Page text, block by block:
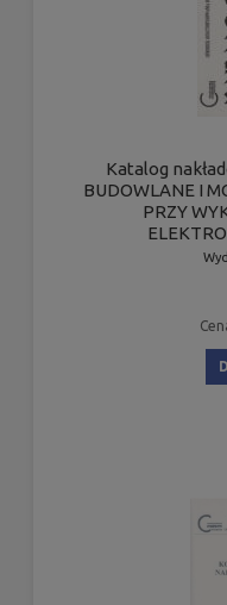
Katalog
BUDOWLANE I
PRZY